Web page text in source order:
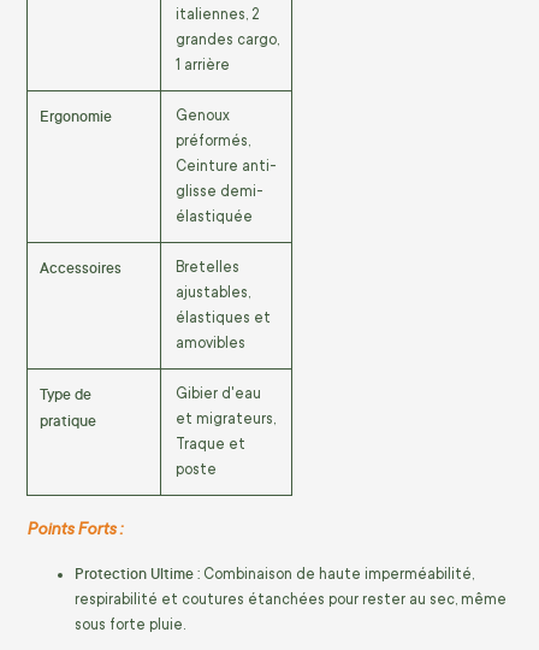
italiennes, 2
grandes cargo,
1 arrière
Ergonomie
Genoux
préformés,
Ceinture anti-
glisse demi-
élastiquée
Accessoires
Bretelles
ajustables,
élastiques et
amovibles
Type de
pratique
Gibier d'eau
et migrateurs,
Traque et
poste
Points Forts :
Protection Ultime : Combinaison de haute imperméabilité,
respirabilité et coutures étanchées pour rester au sec, même
sous forte pluie.